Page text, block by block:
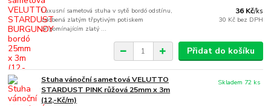
Luxusní sametová stuha v sytě bordó odstínu,
zdobená zlatým třpytivým potiskem
připomínajícím zlatý ...
36 Kč/ks
30 Kč bez DPH
Přidat do košíku
Stuha vánoční sametová VELUTTO
STARDUST PINK růžová 25mm x 3m
(12,-Kč/m)
Skladem 72 ks